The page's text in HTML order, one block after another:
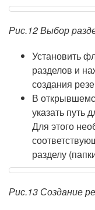
Рис.12 Выбор
Установить
разделов и
создания
В
указать путь
Для этого
разделу
Рис.13 Создание